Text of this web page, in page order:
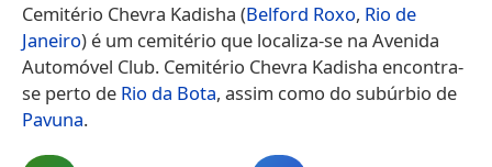
Cemitério Chevra Kadisha (Belford Roxo, Rio de
Janeiro) é um cemitério que localiza-se na Avenida
Automóvel Club. Cemitério Chevra Kadisha encontra-
se perto de Rio da Bota, assim como do subúrbio de
Pavuna.